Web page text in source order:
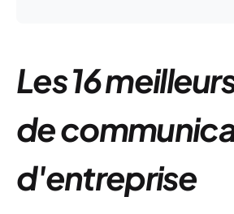
Les 16
de
d'entreprise